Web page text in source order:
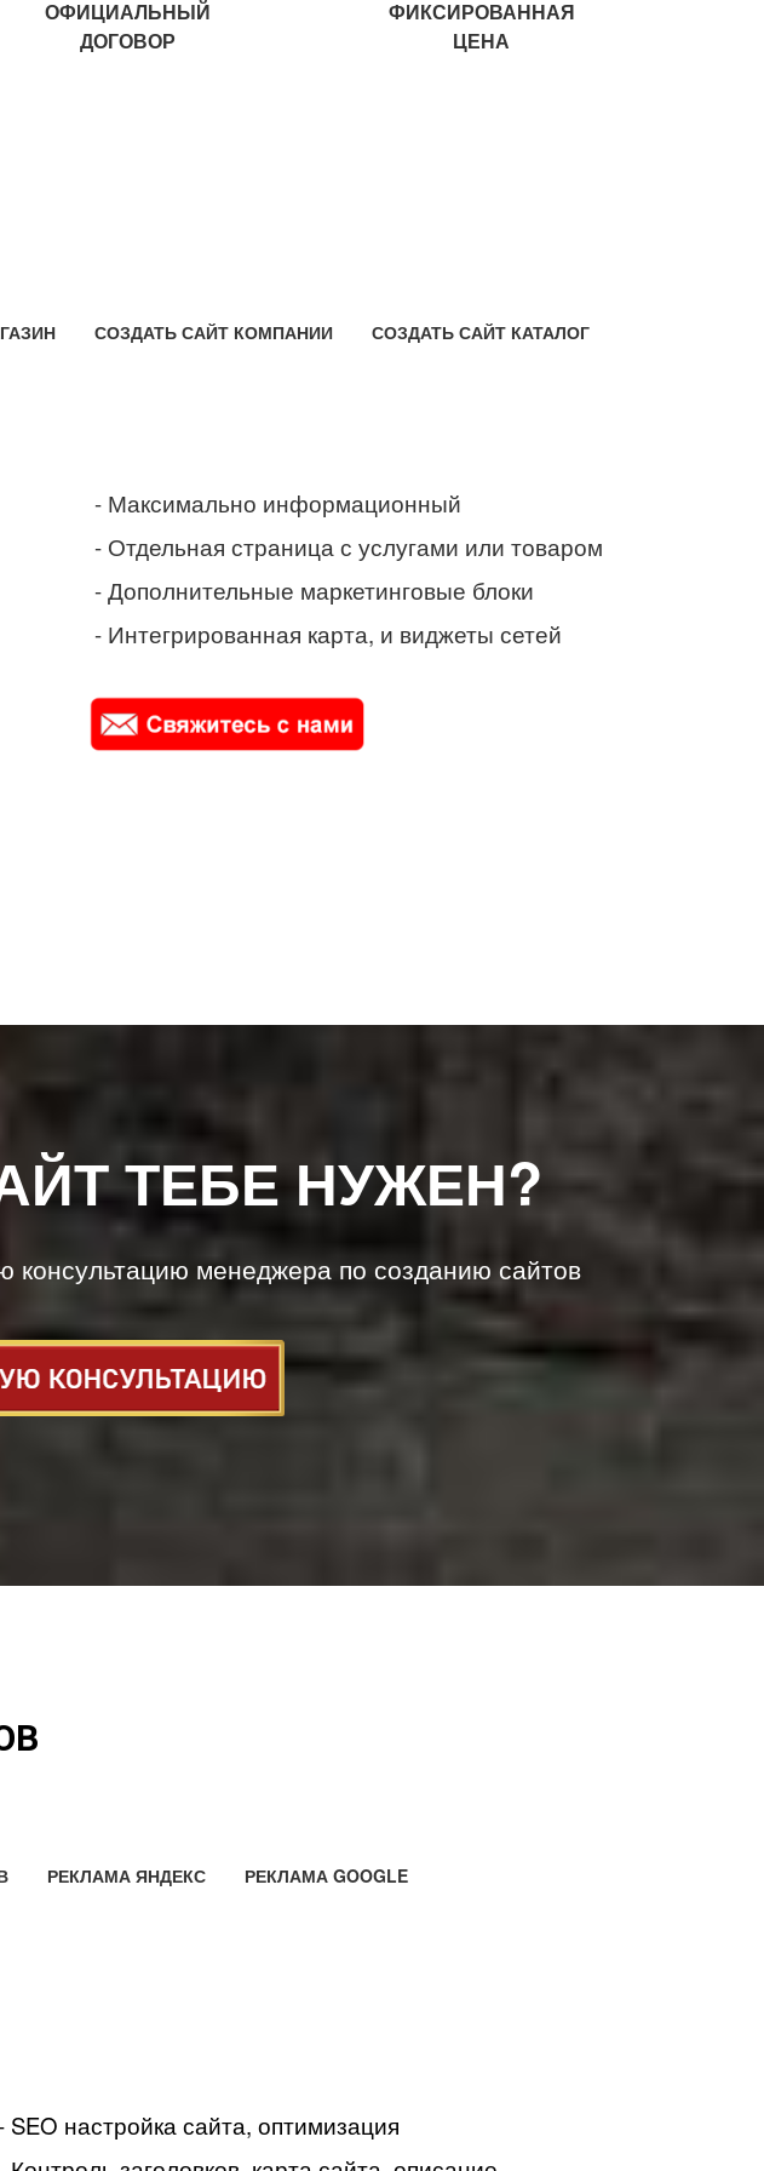
ОФИЦИАЛЬНЫЙ
ДОГОВОР
ФИКСИРОВАННАЯ
ЦЕНА
СОЗДАТЬ САЙТ КОМПАНИИ СОЗДАТЬ САЙТ КАТАЛОГ
- Максимально информационный
- Отдельная страница с услугами или товаром
- Дополнительные маркетинговые блоки
- Интегрированная карта, и виджеты сетей
ТЕБЕ НУЖЕН?
консультацию менеджера по созданию сайтов
РЕКЛАМА ЯНДЕКС РЕКЛАМА GOOGLE
SEO настройка сайта, оптимизация